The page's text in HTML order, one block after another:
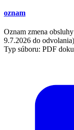
oznam
Oznam zmena
9.7.2026 do
Typ súboru: PDF